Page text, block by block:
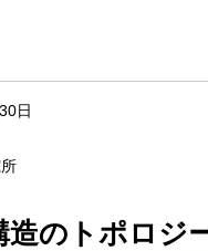
日
造のトポロジ